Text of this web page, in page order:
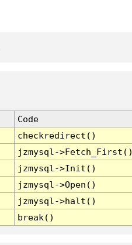
Code
checkredirect()
jzmysql-
jzmysql->Init()
jzmysql->Open()
jzmysql->halt()
break()